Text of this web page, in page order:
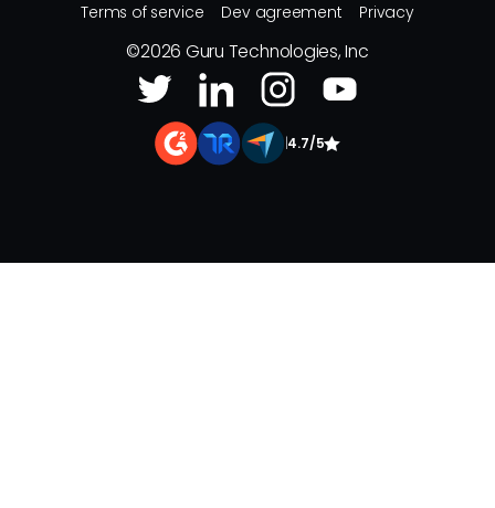
Terms of service Dev agreement Privacy
©2026 Guru Technologies, Inc
|4.7/5